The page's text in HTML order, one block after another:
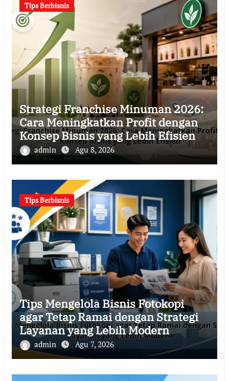
Tips Berbisnis
Strategi Franchise Minuman 2026:
Cara Meningkatkan Profit dengan
Konsep Bisnis yang Lebih Efisien
admin Agu 8, 2026
Tips Berbisnis
Tips Mengelola Bisnis Fotokopi
agar Tetap Ramai dengan Strategi
Layanan yang Lebih Modern
admin Agu 7, 2026